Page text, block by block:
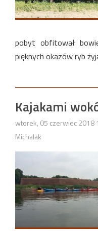
pobyt obfitował
pięknych okazów ryb
Kajakami
wtorek, 05 czerwiec 2018
Michalak